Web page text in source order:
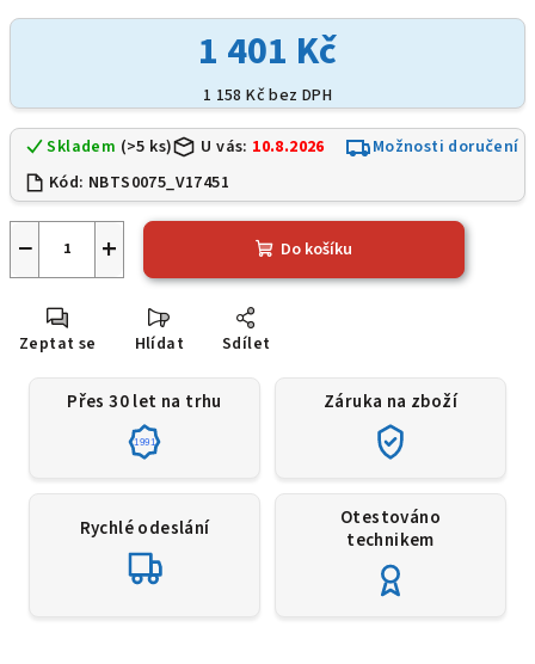
1 401 Kč
1 158 Kč bez DPH
Skladem (>5 ks) U vás: 10.8.2026
Možnosti doručení
Kód: NBTS0075_V17451
+
− Do košíku
Zeptat se Hlídat Sdílet
Přes 30 let na trhu
1991
Záruka na zboží
Rychlé odeslání
Otestováno
technikem